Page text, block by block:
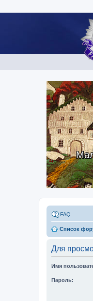
FAQ
Список
Для
Имя
Пароль: